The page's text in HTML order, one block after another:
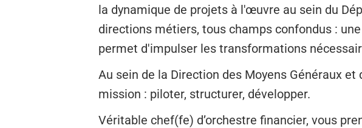
la dynamique de projets à l'œuvre au sein du
directions métiers, tous champs confondus :
permet d'impulser les transformations
Au sein de la Direction des Moyens Généraux
mission : piloter, structurer, développer.
Véritable chef(fe) d’orchestre financier, vous